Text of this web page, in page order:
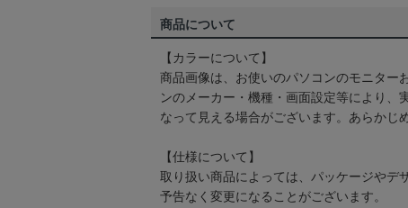
商品について
【カラーについて】
商品画像は、お使いのパソコンのモニター
ンのメーカー・機種・画面設定等により、
なって見える場合がございます。あらかじ
【仕様について】
取り扱い商品によっては、パッケージやデ
予告なく変更になることがございます。